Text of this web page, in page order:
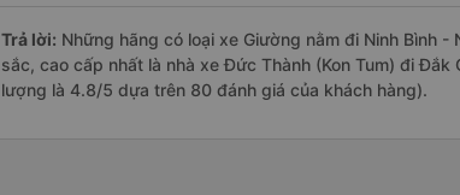
Trả lời: Những hãng có loại xe Giường nằm đi Ninh Bình
sắc, cao cấp nhất là nhà xe Đức Thành (Kon Tum) đi Đắk
lượng là 4.8/5 dựa trên 80 đánh giá của khách hàng).